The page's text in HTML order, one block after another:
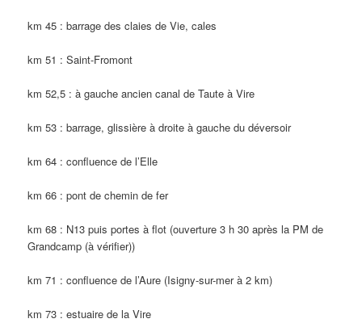
km 45 : barrage des claies de Vie, cales
km 51 : Saint-Fromont
km 52,5 : à gauche ancien canal de Taute à Vire
km 53 : barrage, glissière à droite à gauche du déversoir
km 64 : confluence de l’Elle
km 66 : pont de chemin de fer
km 68 : N13 puis portes à flot (ouverture 3 h 30 après la PM de
Grandcamp (à vérifier))
km 71 : confluence de l’Aure (Isigny-sur-mer à 2 km)
km 73 : estuaire de la Vire